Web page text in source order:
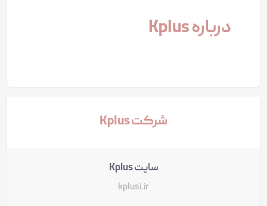
درباره Kplus
شرکت Kplus
سایت Kplus
kplusi.ir